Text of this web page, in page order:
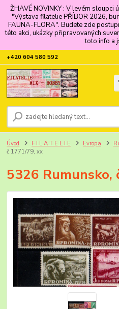
ŽHAVÉ NOVINKY : V levém
"Výstava filatelie PŘÍBOR 2026,
FAUNA-FLORA". Budete zde
této akci, ukázky připravovaných
toto info a
+420 604 580 592
Úvod F I L A T E L I E Evropa
č.1771/79, xx
5326 Rumunsko,